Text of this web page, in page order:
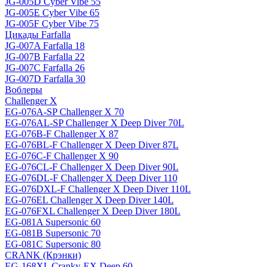
JG-005E Cyber Vibe 65
JG-005F Cyber Vibe 75
Цикады Farfalla
JG-007A Farfalla 18
JG-007B Farfalla 22
JG-007C Farfalla 26
JG-007D Farfalla 30
Воблеры
Challenger X
EG-076A-SP Challenger X 70
EG-076AL-SP Challenger X Deep Diver 70L
EG-076B-F Challenger X 87
EG-076BL-F Challenger X Deep Diver 87L
EG-076C-F Challenger X 90
EG-076CL-F Challenger X Deep Diver 90L
EG-076DL-F Challenger X Deep Diver 110
EG-076DXL-F Challenger X Deep Diver 110L
EG-076EL Challenger X Deep Diver 140L
EG-076FXL Challenger X Deep Diver 180L
EG-081A Supersonic 60
EG-081B Supersonic 70
EG-081C Supersonic 80
CRANK (Крэнки)